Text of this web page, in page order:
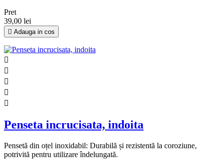
Pret
39,00 lei
 Adauga in cos





Penseta incrucisata, indoita
Pensetă din oțel inoxidabil: Durabilă și rezistentă la coroziune,
potrivită pentru utilizare îndelungată.